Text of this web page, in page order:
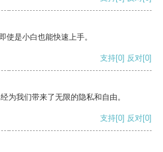
使是小白也能快速上手。
支持[0] 反对[0]
为我们带来了无限的隐私和自由。
支持[0] 反对[0]